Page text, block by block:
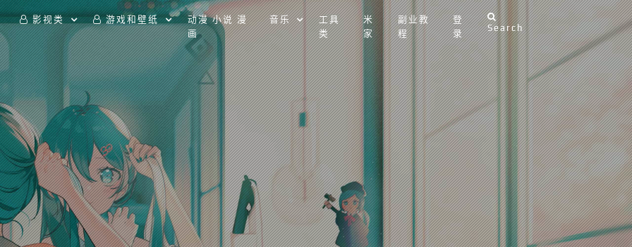
影视类 游戏和壁纸
动漫 小说 漫
画
音乐
工具
类
米
家
副业教
程
登
录
Search